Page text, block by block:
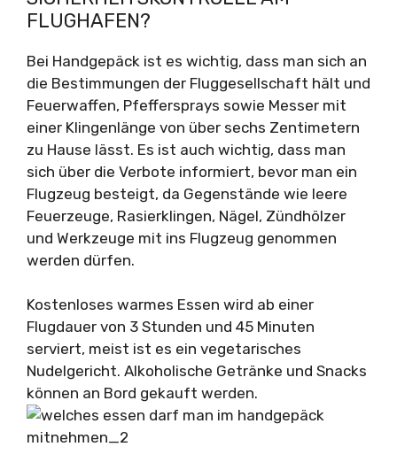
FLUGHAFEN?
Bei Handgepäck ist es wichtig, dass man sich an
die Bestimmungen der Fluggesellschaft hält und
Feuerwaffen, Pfeffersprays sowie Messer mit
einer Klingenlänge von über sechs Zentimetern
zu Hause lässt. Es ist auch wichtig, dass man
sich über die Verbote informiert, bevor man ein
Flugzeug besteigt, da Gegenstände wie leere
Feuerzeuge, Rasierklingen, Nägel, Zündhölzer
und Werkzeuge mit ins Flugzeug genommen
werden dürfen.
Kostenloses warmes Essen wird ab einer
Flugdauer von 3 Stunden und 45 Minuten
serviert, meist ist es ein vegetarisches
Nudelgericht. Alkoholische Getränke und Snacks
können an Bord gekauft werden.